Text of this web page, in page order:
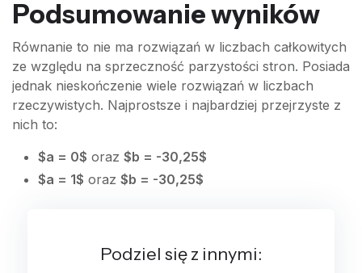
Podsumowanie wyników
Równanie to nie ma rozwiązań w liczbach całkowitych
ze względu na sprzeczność parzystości stron. Posiada
jednak nieskończenie wiele rozwiązań w liczbach
rzeczywistych. Najprostsze i najbardziej przejrzyste z
nich to:
$a = 0$ oraz $b = -30,25$
$a = 1$ oraz $b = -30,25$
Podziel się z innymi: